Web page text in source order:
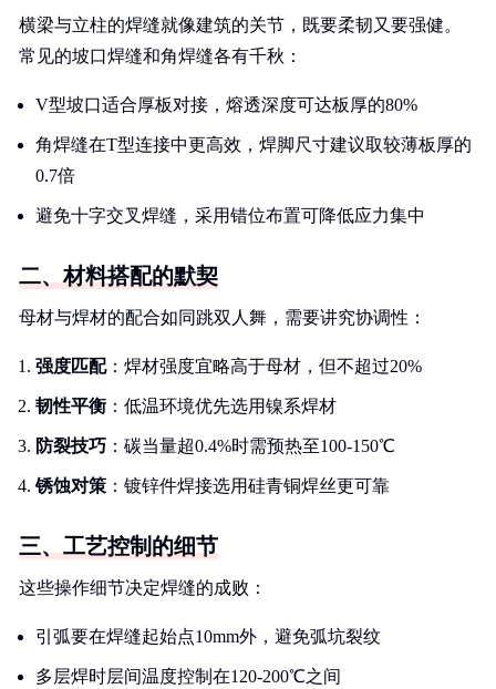
横梁与立柱的焊缝就像建筑的关节，既要柔韧又要强健。
常见的坡口焊缝和角焊缝各有千秋：
V型坡口适合厚板对接，熔透深度可达板厚的80%
角焊缝在T型连接中更高效，焊脚尺寸建议取较薄板厚的
0.7倍
避免十字交叉焊缝，采用错位布置可降低应力集中
二、材料搭配的默契
母材与焊材的配合如同跳双人舞，需要讲究协调性：
强度匹配：焊材强度宜略高于母材，但不超过20%
韧性平衡 ：低温环境优先选用镍系焊材
防裂技巧 ：碳当量超0.4%时需预热至100-150℃
锈蚀对策 ：镀锌件焊接选用硅青铜焊丝更可靠
三、工艺控制的细节
这些操作细节决定焊缝的成败：
引弧要在焊缝起始点10mm外，避免弧坑裂纹
多层焊时层间温度控制在120-200℃之间